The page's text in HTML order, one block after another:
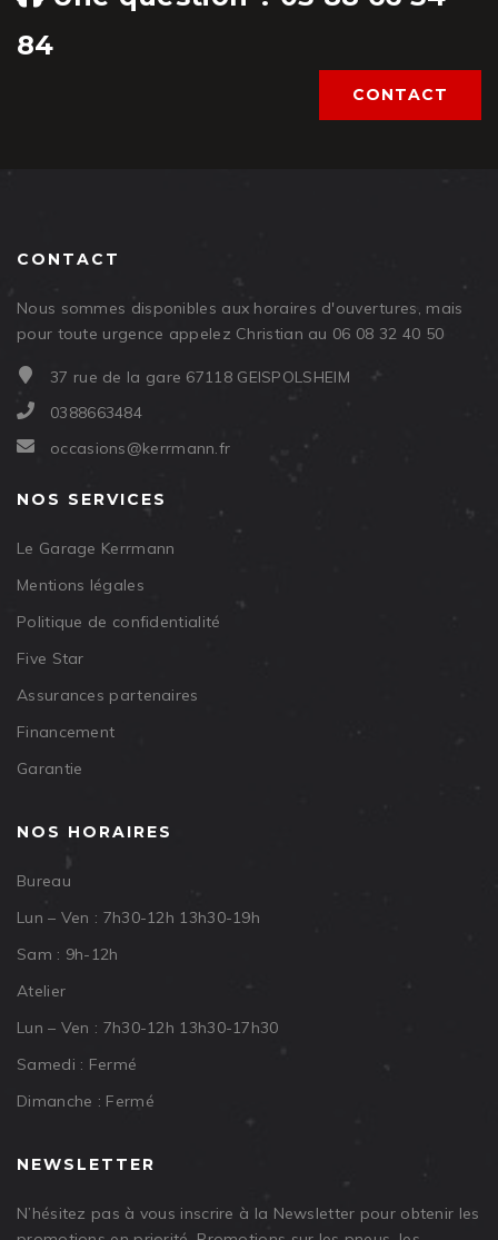
84
CONTACT
CONTACT
Nous sommes disponibles aux horaires d'ouvertures, mais
pour toute urgence appelez Christian au 06 08 32 40 50
37 rue de la gare 67118 GEISPOLSHEIM
0388663484
occasions@kerrmann.fr
NOS SERVICES
Le Garage Kerrmann
Mentions légales
Politique de confidentialité
Five Star
Assurances partenaires
Financement
Garantie
NOS HORAIRES
Bureau
Lun – Ven : 7h30-12h 13h30-19h
Sam : 9h-12h
Atelier
Lun – Ven : 7h30-12h 13h30-17h30
Samedi : Fermé
Dimanche : Fermé
NEWSLETTER
N’hésitez pas à vous inscrire à la Newsletter pour obtenir les